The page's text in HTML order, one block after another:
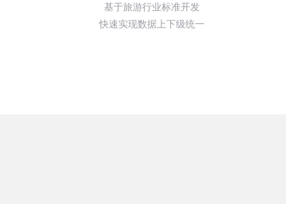
基于旅游行业标准开发
快速实现数据上下级统一